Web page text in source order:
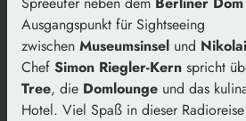
Ausgangspunkt für Sightseeing
zwischen Museumsinsel und
Chef Simon Riegler-Kern spricht
Tree, die Domlounge und das
Hotel. Viel Spaß in dieser